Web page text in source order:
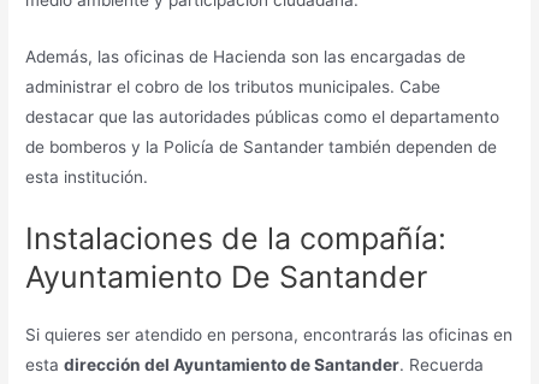
Además, las oficinas de Hacienda son las encargadas de
administrar el cobro de los tributos municipales. Cabe
destacar que las autoridades públicas como el departamento
de bomberos y la Policía de Santander también dependen de
esta institución.
Instalaciones de la compañía:
Ayuntamiento De Santander
Si quieres ser atendido en persona, encontrarás las oficinas en
estadirección del Ayuntamiento de Santander. Recuerda